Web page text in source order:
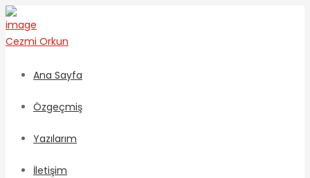
Cezmi Orkun
Ana Sayfa
Özgeçmiş
Yazılarım
İletişim